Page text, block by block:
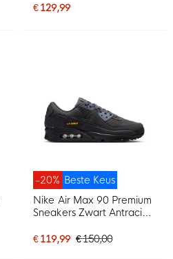
€ 129,99
Beste Keus
-20%
Nike Air Max 90 Premium
Sneakers Zwart Antraciet
€ 119,99 € 150,00